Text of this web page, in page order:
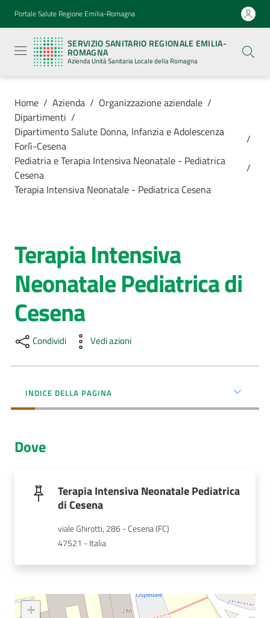
Vai al contenuto
Vai alla navigazione
Vai al footer
Portale Salute Regione Emilia-Romagna
SERVIZIO SANITARIO REGIONALE EMILIA-
ROMAGNA
Azienda Unità Sanitaria Locale della Romagna
Sanitario
Regionale
Emilia-
Romagna
Azienda
Sanitaria
Locale della
Romagna
Azienda
Menu selezionato
Servizi
di
cura
AUSL
Comunica
Seguici
su
Home / Azienda / Organizzazione aziendale /
Dipartimenti /
Dipartimento Salute Donna, Infanzia e Adolescenza
Forlì-Cesena
/
Pediatria e Terapia Intensiva Neonatale - Pediatrica
Cesena
/
Terapia Intensiva Neonatale - Pediatrica Cesena
Salta al contenuto
Terapia Intensiva
Neonatale Pediatrica di
Cesena
Condividi Vedi azioni
INDICE DELLA PAGINA
Dove
Terapia Intensiva Neonatale Pediatrica
di Cesena
viale Ghirotti, 286 - Cesena (FC)
47521 - Italia
+